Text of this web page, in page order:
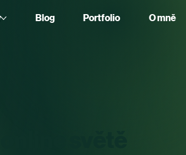
Blog Portfolio O mně
světě